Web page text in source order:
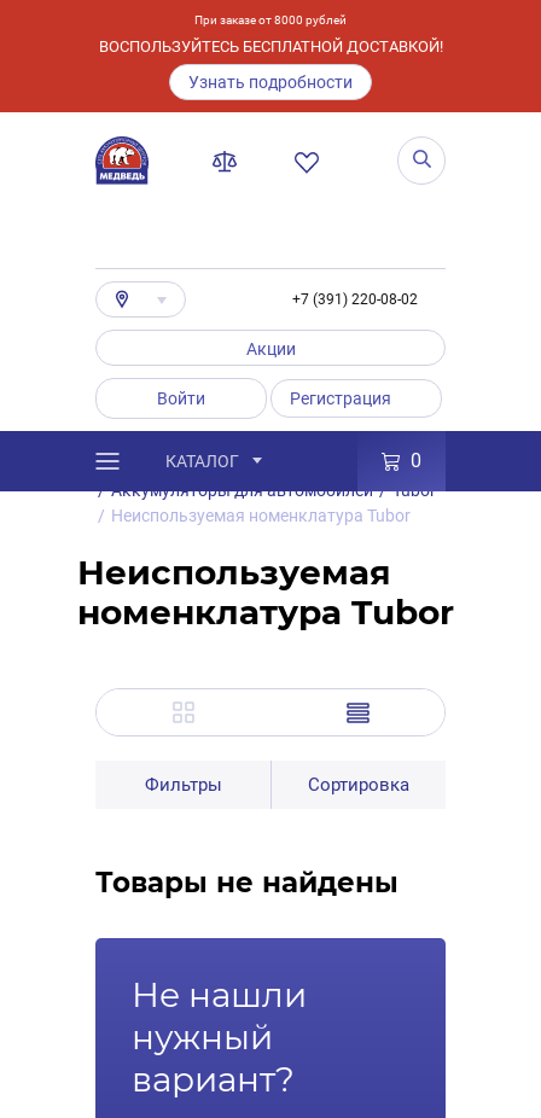
При заказе от 8000 рублей
ВОСПОЛЬЗУЙТЕСЬ БЕСПЛАТНОЙ ДОСТАВКОЙ!
Узнать подробности
+7 (391) 220-08-02
Акции
Войти Регистрация
КАТАЛОГ 0
Каталог / Товары
Аккумуляторы
/ Аккумуляторы для автомобилей / Tubor
/ Неиспользуемая номенклатура Tubor
Неиспользуемая
номенклатура Tubor
Фильтры Сортировка
Товары не найдены
Не нашли
нужный
вариант?